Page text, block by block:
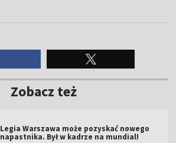
Zobacz też
Legia Warszawa może pozyskać nowego
napastnika. Był w kadrze na mundial!